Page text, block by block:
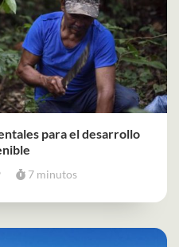
para el desarrollo
7 minutos